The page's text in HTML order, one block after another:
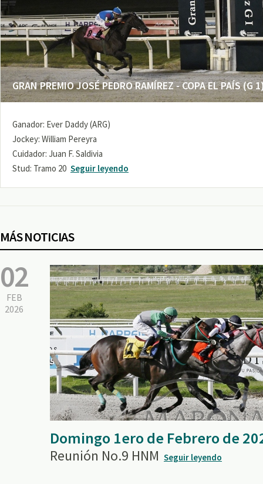
GRAN PREMIO JOSÉ PEDRO RAMÍREZ - COPA EL PAÍS (G
Ganador: Ever Daddy (ARG)
Jockey: William Pereyra
Cuidador: Juan F. Saldivia
Stud: Tramo 20 Seguir leyendo
MÁS NOTICIAS
02
FEB
2026
Domingo 1ero de Febrero de
Reunión No.9 HNM Seguir leyendo